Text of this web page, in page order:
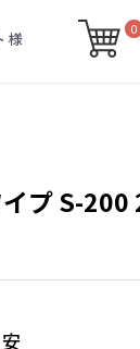
様
0
プ S-